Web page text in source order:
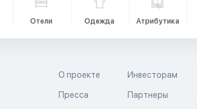
Отели Одежда Атрибутика
О проекте
Пресса
Инвесторам
Партнеры